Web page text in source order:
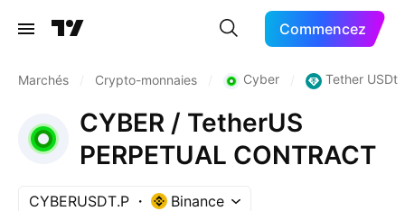
Commencez
Marchés Crypto-monnaies Cyber Tether USDt
CYBER / TetherUS
PERPETUAL CONTRACT
CYBERUSDT.P Binance